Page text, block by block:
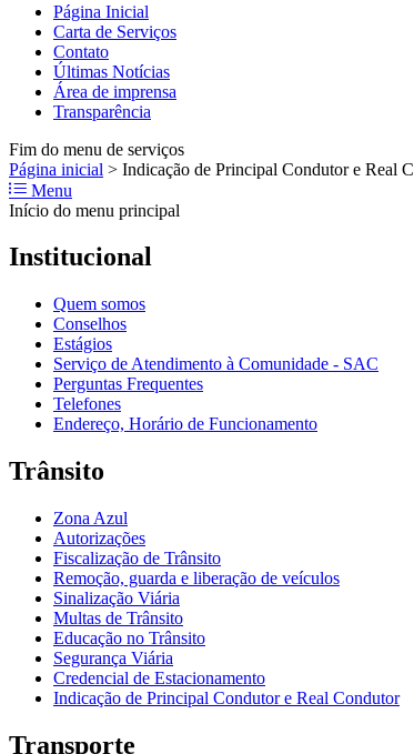
Página Inicial
Carta de Serviços
Contato
Últimas Notícias
Área de imprensa
Transparência
Fim do menu de serviços
Página inicial > Indicação de Principal Condutor e Real
Menu
Início do menu principal
Institucional
Quem somos
Conselhos
Estágios
Serviço de Atendimento à Comunidade - SAC
Perguntas Frequentes
Telefones
Endereço, Horário de Funcionamento
Trânsito
Zona Azul
Autorizações
Fiscalização de Trânsito
Remoção, guarda e liberação de veículos
Sinalização Viária
Multas de Trânsito
Educação no Trânsito
Segurança Viária
Credencial de Estacionamento
Indicação de Principal Condutor e Real Condutor
Transporte